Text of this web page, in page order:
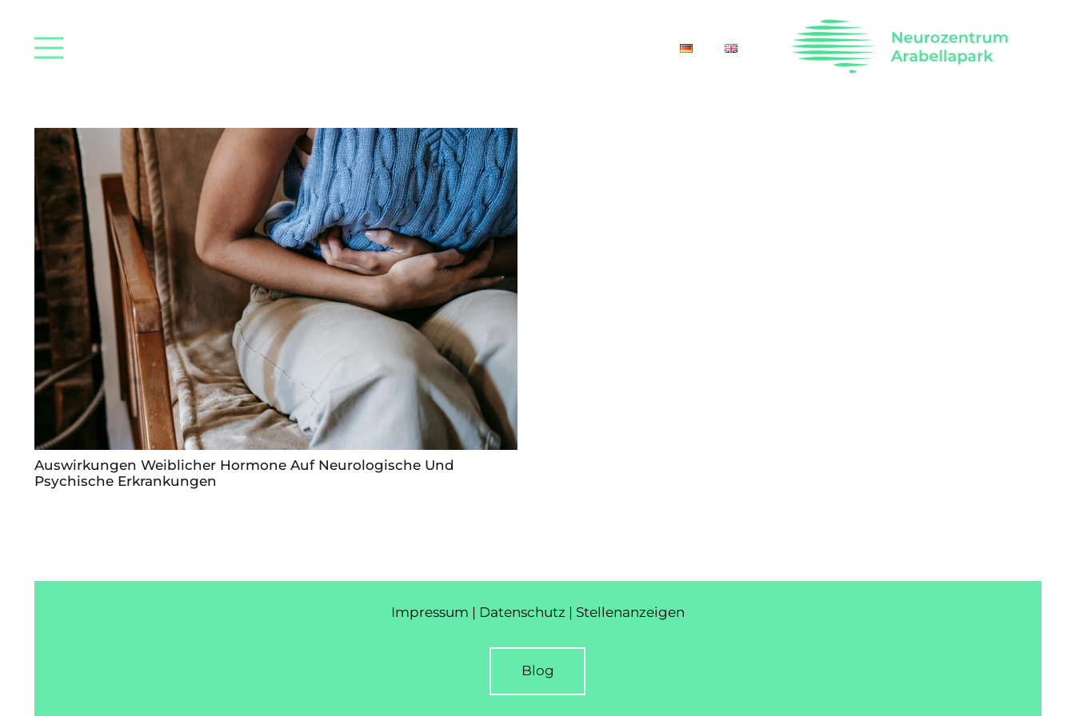
Auswirkungen Weiblicher Hormone Auf Neurologische Und
Psychische Erkrankungen
Impressum | Datenschutz | Stellenanzeigen
Blog